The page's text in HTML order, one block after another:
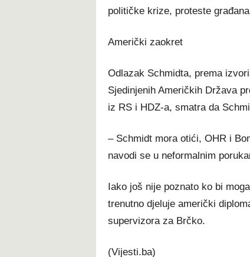
političke krize, proteste
Američki zaokret
Odlazak Schmidta, prema
Sjedinjenih Američkih Država
iz RS i HDZ-a, smatra da
– Schmidt mora otići, OHR i
navodi se u neformalnim
Iako još nije poznato ko bi
trenutno djeluje američki
supervizora za Brčko.
(Vijesti.ba)